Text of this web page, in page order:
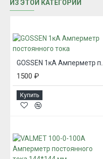
ИЗ ЭТОЙ КАТЕГОРИИ
1500 ₽
Купить